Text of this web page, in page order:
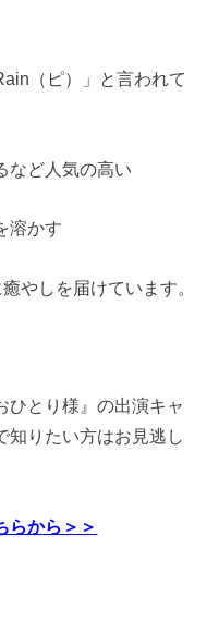
（ピ）」と言われて
など人気の高い
溶かす
やしを届けています。
ひとり様』の出演キャ
知りたい方はお見逃し
らから＞＞